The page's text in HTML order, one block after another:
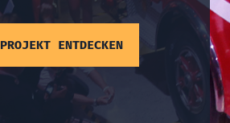
PROJEKT ENTDECKEN